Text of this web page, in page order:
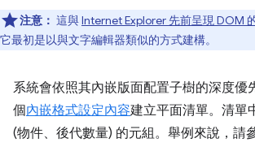
注意： 這與Internet Explorer 先前呈現 DOM
它最初是以與文字編輯器類似的方式建構。
系統會依照其內嵌版面配置子樹的深度優
個內嵌格式設定內容建立平面清單。清單
(物件、後代數量) 的元組。舉例來說，請